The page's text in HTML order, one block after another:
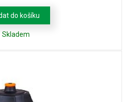
do košíku
Skladem